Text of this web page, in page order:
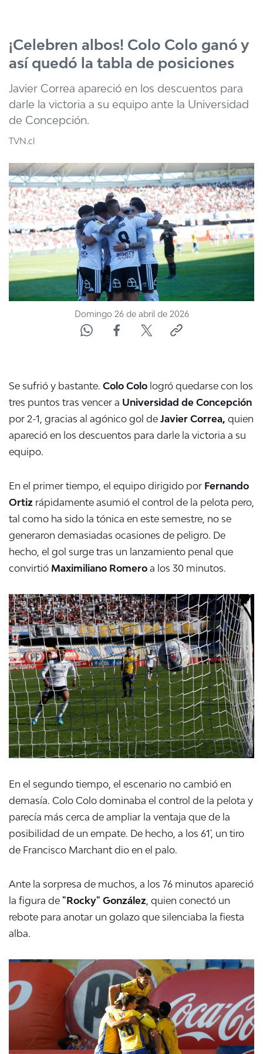
¡Celebren albos! Colo Colo ganó y
así quedó la tabla de posiciones
Javier Correa apareció en los descuentos para
darle la victoria a su equipo ante la Universidad
de Concepción.
TVN.cl
Domingo 26 de abril de 2026
Se sufrió y bastante. Colo Colo logró quedarse con los
tres puntos tras vencer a Universidad de Concepción
por 2-1, gracias al agónico gol de Javier Correa, quien
apareció en los descuentos para darle la victoria a su
equipo.
En el primer tiempo, el equipo dirigido por Fernando
Ortiz rápidamente asumió el control de la pelota pero,
tal como ha sido la tónica en este semestre, no se
generaron demasiadas ocasiones de peligro. De
hecho, el gol surge tras un lanzamiento penal que
convirtió Maximiliano Romero a los 30 minutos.
En el segundo tiempo, el escenario no cambió en
demasía. Colo Colo dominaba el control de la pelota y
parecía más cerca de ampliar la ventaja que de la
posibilidad de un empate. De hecho, a los 61', un tiro
de Francisco Marchant dio en el palo.
Ante la sorpresa de muchos, a los 76 minutos apareció
la figura de "Rocky" González, quien conectó un
rebote para anotar un golazo que silenciaba la fiesta
alba.